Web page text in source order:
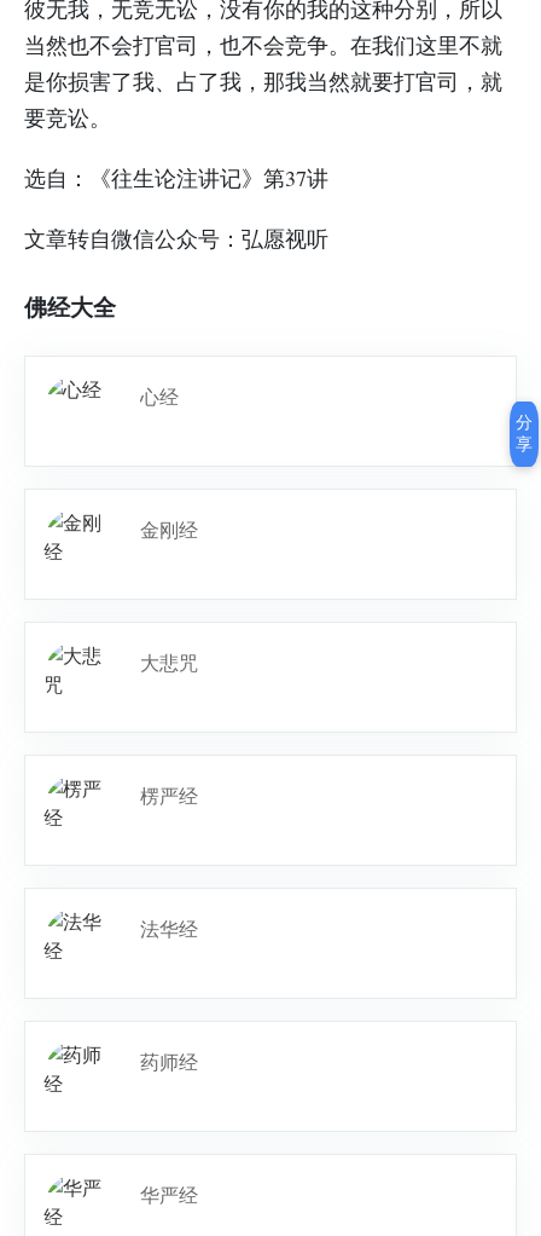
彼无我，无竞无讼，没有你的我的这种分别，所以
当然也不会打官司，也不会竞争。在我们这里不就
是你损害了我、占了我，那我当然就要打官司，就
要竞讼。
选自：《往生论注讲记》第37讲
文章转自微信公众号：弘愿视听
佛经大全
心经
金刚经
大悲咒
楞严经
法华经
药师经
华严经
分
享